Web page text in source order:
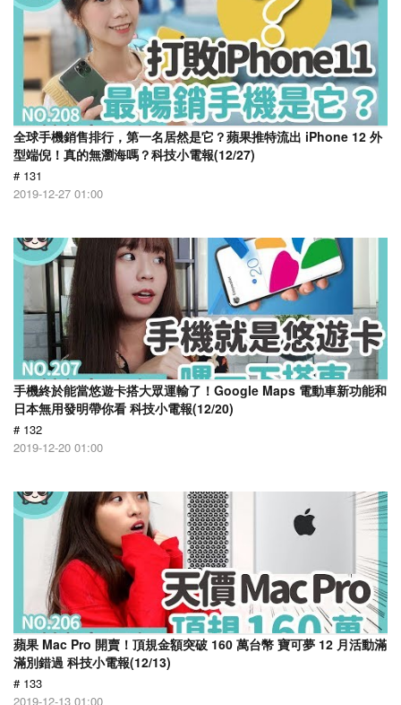
全球手機銷售排行，第一名居然是它？蘋果推特流出 iPhone 12 外
型端倪！真的無瀏海嗎？科技小電報(12/27)
# 131
2019-12-27 01:00
手機終於能當悠遊卡搭大眾運輸了！Google Maps 電動車新功能和
日本無用發明帶你看 科技小電報(12/20)
# 132
2019-12-20 01:00
蘋果 Mac Pro 開賣！頂規金額突破 160 萬台幣 寶可夢 12 月活動滿
滿別錯過 科技小電報(12/13)
# 133
2019-12-13 01:00